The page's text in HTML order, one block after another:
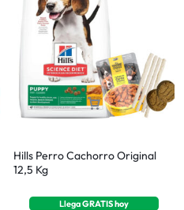
Hills Perro Cachorro Original
12,5 Kg
LlegaGRATIShoy